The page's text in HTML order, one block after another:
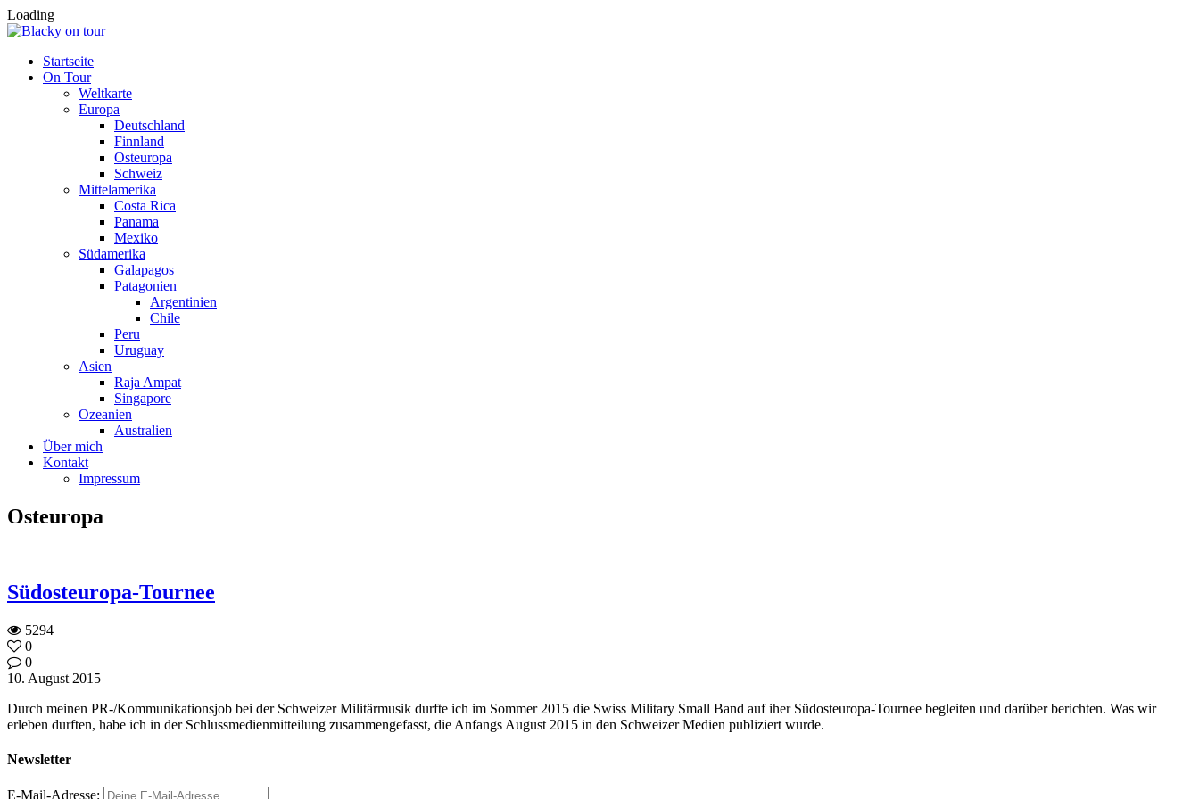
Loading
Startseite
On Tour
Weltkarte
Europa
Deutschland
Finnland
Osteuropa
Schweiz
Mittelamerika
Costa Rica
Panama
Mexiko
Südamerika
Galapagos
Patagonien
Argentinien
Chile
Peru
Uruguay
Asien
Raja Ampat
Singapore
Ozeanien
Australien
Über mich
Kontakt
Impressum
Osteuropa
Südosteuropa-Tournee
5294
0
0
10. August 2015
Durch meinen PR-/Kommunikationsjob bei der Schweizer Militärmusik durfte ich im Sommer 2015 die Swiss Military Small Band auf iher Südosteuropa-Tournee begleiten und darüber berichten. Was wir
erleben durften, habe ich in der Schlussmedienmitteilung zusammengefasst, die Anfangs August 2015 in den Schweizer Medien publiziert wurde.
Newsletter
E-Mail-Adresse: